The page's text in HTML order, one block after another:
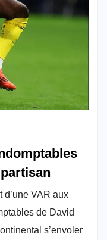
d’une VAR aux
de David
s’envoler